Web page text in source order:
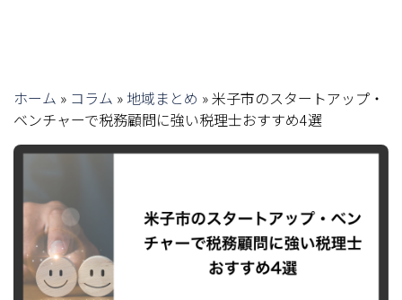
ホーム » コラム » 地域まとめ »米子市のスタートアップ・
ベンチャーで税務顧問に強い税理士おすすめ4選